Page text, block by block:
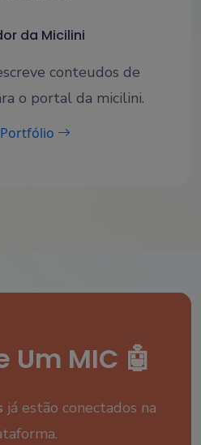
da Micilini
conteudos de
o portal da micilini.
Um MIC 🤖
já estão conectados na